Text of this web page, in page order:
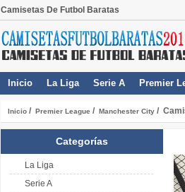
Camisetas De Futbol Baratas
Inicio La Liga Serie A Premier
Inicio / Premier League / Manchester City /
Categorías
La Liga
Serie A